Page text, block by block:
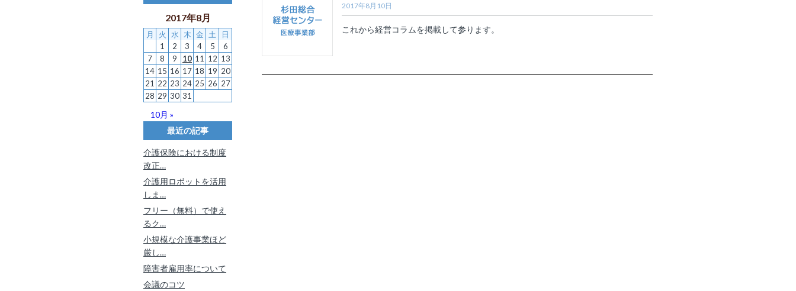
2017年8月10日
これから経営コラムを掲載して参ります。
2017年8月
月 火 水 木 金 土
日
1
2 3 4 5
6
7
8 9 10 11 12 13
14 15 16 17 18 19 20
21 22 23 24 25 26 27
28 29 30 31
10月 »
最近の記事
介護保険における制度
改正…
介護用ロボットを活用
しま…
フリー（無料）で使え
るク…
小規模な介護事業ほど
厳し…
障害者雇用率について
会議のコツ